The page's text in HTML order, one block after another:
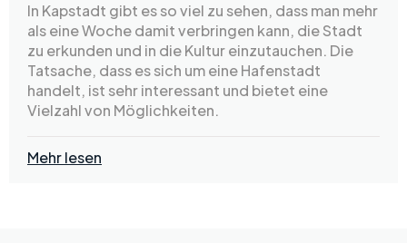
In Kapstadt gibt es so viel zu sehen, dass man mehr
als eine Woche damit verbringen kann, die Stadt
zu erkunden und in die Kultur einzutauchen. Die
Tatsache, dass es sich um eine Hafenstadt
handelt, ist sehr interessant und bietet eine
Vielzahl von Möglichkeiten.
Mehr lesen